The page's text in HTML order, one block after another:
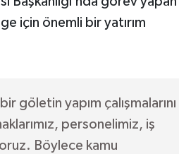
için önemli bir yatırım
göletin yapım çalışmalarını
personelimiz, iş
Böylece kamu